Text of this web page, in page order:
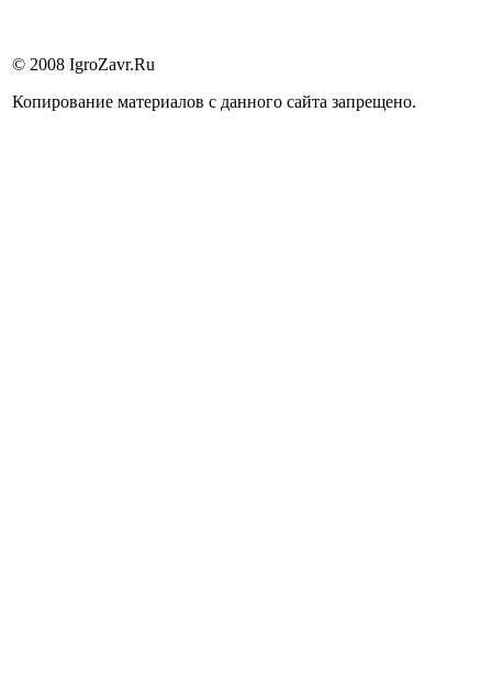
© 2008 IgroZavr.Ru
Копирование материалов с данного сайта запрещено.